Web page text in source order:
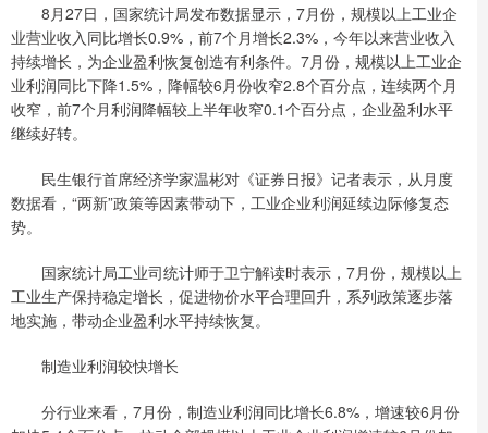
8月27日，国家统计局发布数据显示，7月份，规模以上工业企
业营业收入同比增长0.9%，前7个月增长2.3%，今年以来营业收入
持续增长，为企业盈利恢复创造有利条件。7月份，规模以上工业企
业利润同比下降1.5%，降幅较6月份收窄2.8个百分点，连续两个月
收窄，前7个月利润降幅较上半年收窄0.1个百分点，企业盈利水平
继续好转。
民生银行首席经济学家温彬对《证券日报》记者表示，从月度
数据看，“两新”政策等因素带动下，工业企业利润延续边际修复态
势。
国家统计局工业司统计师于卫宁解读时表示，7月份，规模以上
工业生产保持稳定增长，促进物价水平合理回升，系列政策逐步落
地实施，带动企业盈利水平持续恢复。
制造业利润较快增长
分行业来看，7月份，制造业利润同比增长6.8%，增速较6月份